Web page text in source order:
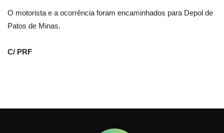
O motorista e a ocorrência foram encaminhados para Depol de
Patos de Minas.
C/ PRF